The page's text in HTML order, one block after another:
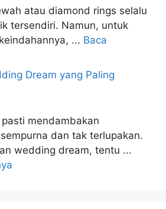
atau diamond rings selalu
tersendiri. Namun, untuk
... Baca
Dream yang Paling
mendambakan
dan tak terlupakan.
wedding dream, tentu ...